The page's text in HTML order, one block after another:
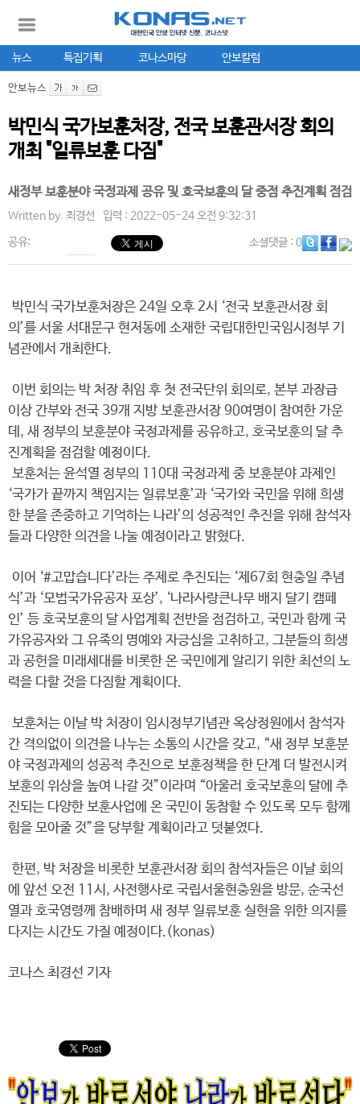
뉴스 특집기획 코나스마당 안보칼럼
안보뉴스
박민식 국가보훈처장, 전국 보훈관서장 회의
개최 "일류보훈 다짐"
새정부 보훈분야 국정과제 공유 및 호국보훈의 달 중점 추진계획 점검
Written by. 최경선 입력 : 2022-05-24 오전 9:32:31
공유: 소셜댓글: 0
박민식 국가보훈처장은 24일 오후 2시 ‘전국 보훈관서장 회
의’를 서울 서대문구 현저동에 소재한 국립대한민국임시정부 기
념관에서 개최한다.
이번 회의는 박 처장 취임 후 첫 전국단위 회의로, 본부 과장급
이상 간부와 전국 39개 지방 보훈관서장 90여명이 참여한 가운
데, 새 정부의 보훈분야 국정과제를 공유하고, 호국보훈의 달 추
진계획을 점검할 예정이다.
보훈처는 윤석열 정부의 110대 국정과제 중 보훈분야 과제인
‘국가가 끝까지 책임지는 일류보훈’과 ‘국가와 국민을 위해 희생
한 분을 존중하고 기억하는 나라’의 성공적인 추진을 위해 참석자
들과 다양한 의견을 나눌 예정이라고 밝혔다.
이어 ‘#고맙습니다’라는 주제로 추진되는 ‘제67회 현충일 추념
식’과 ‘모범국가유공자 포상’, ‘나라사랑큰나무 배지 달기 캠페
인’ 등 호국보훈의 달 사업계획 전반을 점검하고, 국민과 함께 국
가유공자와 그 유족의 명예와 자긍심을 고취하고, 그분들의 희생
과 공헌을 미래세대를 비롯한 온 국민에게 알리기 위한 최선의 노
력을 다할 것을 다짐할 계획이다.
보훈처는 이날 박 처장이 임시정부기념관 옥상정원에서 참석자
간 격의없이 의견을 나누는 소통의 시간을 갖고, “새 정부 보훈분
야 국정과제의 성공적 추진으로 보훈정책을 한 단계 더 발전시켜
보훈의 위상을 높여 나갈 것”이라며 “아울러 호국보훈의 달에 추
진되는 다양한 보훈사업에 온 국민이 동참할 수 있도록 모두 함께
힘을 모아줄 것”을 당부할 계획이라고 덧붙였다.
한편, 박 처장을 비롯한 보훈관서장 회의 참석자들은 이날 회의
에 앞선 오전 11시, 사전행사로 국립서울현충원을 방문, 순국선
열과 호국영령께 참배하며 새 정부 일류보훈 실현을 위한 의지를
다지는 시간도 가질 예정이다.(konas)
코나스 최경선 기자